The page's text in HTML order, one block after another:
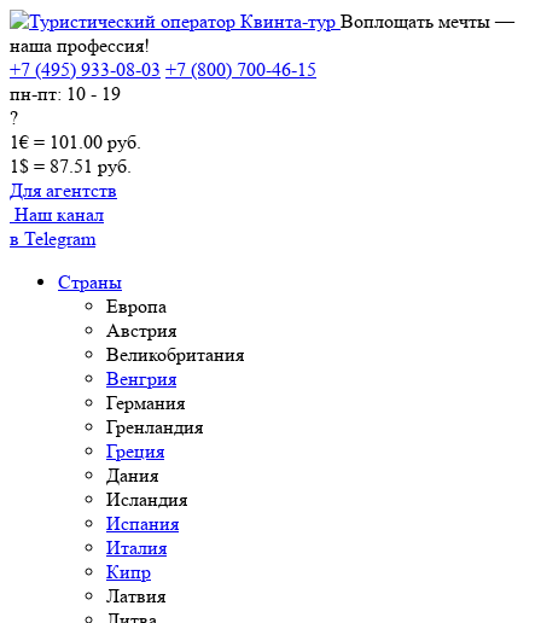
Воплощать мечты —
наша профессия!
+7 (495) 933-08-03 +7 (800) 700-46-15
пн-пт: 10 - 19
?
1€ = 101.00 руб.
1$ = 87.51 руб.
Для агентств
Наш канал
в Telegram
Страны
Европа
Австрия
Великобритания
Венгрия
Германия
Гренландия
Греция
Дания
Исландия
Испания
Италия
Кипр
Латвия